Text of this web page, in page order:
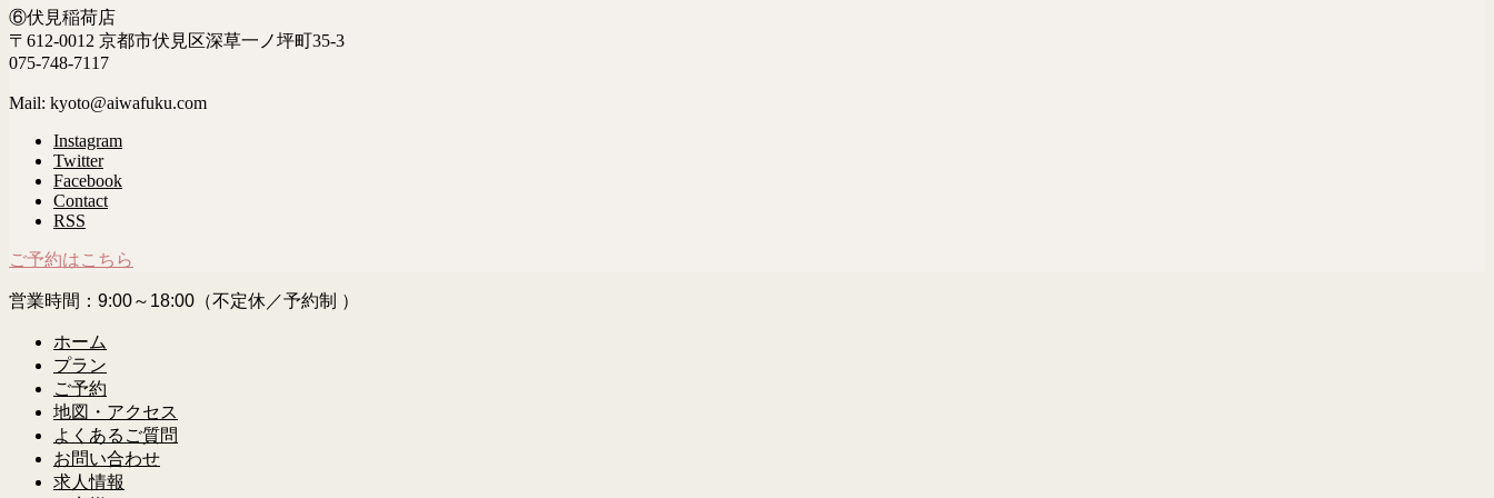
⑥伏見稲荷店
〒612-0012 京都市伏見区深草一ノ坪町35-3
075-748-7117
Mail: kyoto@aiwafuku.com
Instagram
Twitter
Facebook
Contact
RSS
ご予約はこちら
営業時間：9:00～18:00（不定休／予約制 ）
ホーム
プラン
ご予約
地図・アクセス
よくあるご質問
お問い合わせ
求人情報